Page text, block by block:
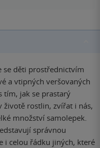
se děti prostřednictvím
a vtipných veršovaných
tím, jak se prastarý
rostlin, zvířat i nás,
množství samolepek.
správnou
i celou řádku jiných, které